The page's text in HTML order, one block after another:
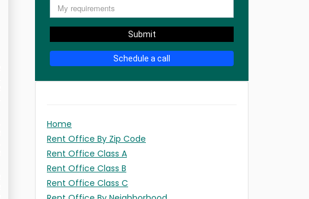
Submit
Schedule a call
Home
Rent Office By Zip Code
Rent Office Class A
Rent Office Class B
Rent Office Class C